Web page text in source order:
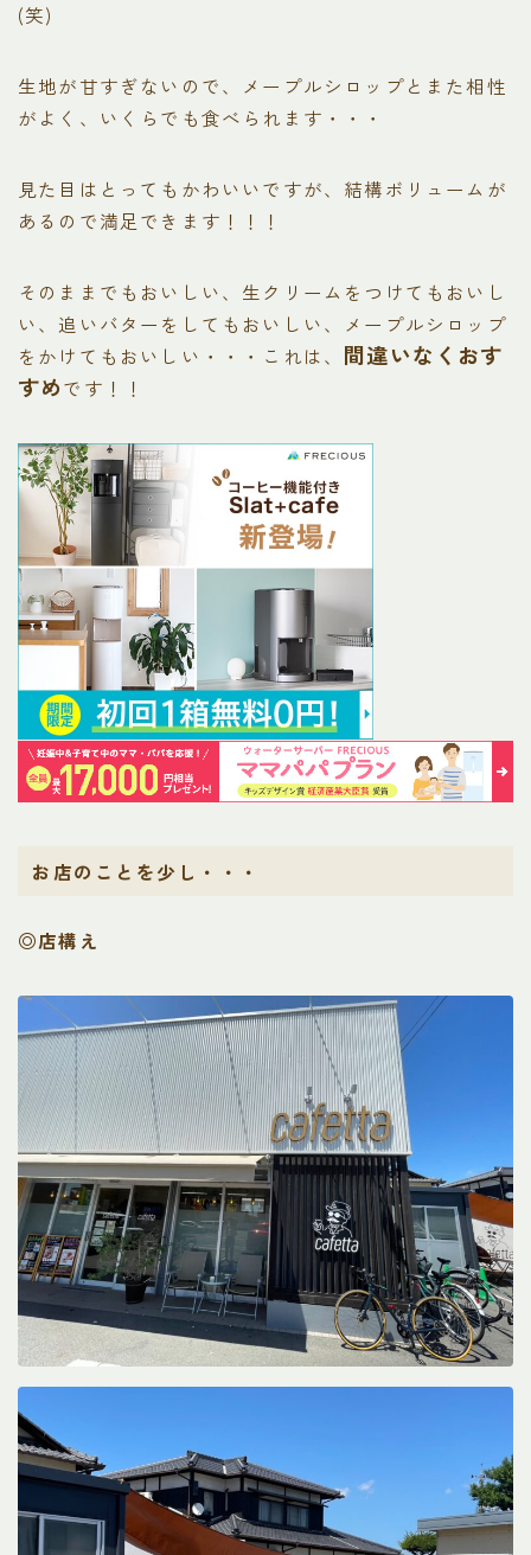
(笑)
生地が甘すぎないので、メープルシロップとまた相性
がよく、いくらでも食べられます・・・
見た目はとってもかわいいですが、結構ボリュームが
あるので満足できます！！！
そのままでもおいしい、生クリームをつけてもおいし
い、追いバターをしてもおいしい、メープルシロップ
をかけてもおいしい・・・これは、 間違いなくおす
すめです！！
お店のことを少し・・・
◎店構え